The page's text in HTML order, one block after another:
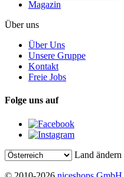
Magazin
Über uns
Über Uns
Unsere Gruppe
Kontakt
Freie Jobs
Folge uns auf
Land ändern